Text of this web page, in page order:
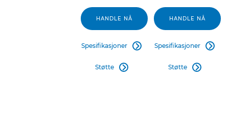
HANDLE NÅ
Spesifikasjoner 
Støtte 
HANDLE NÅ
Spesifikasjoner 
Støtte 